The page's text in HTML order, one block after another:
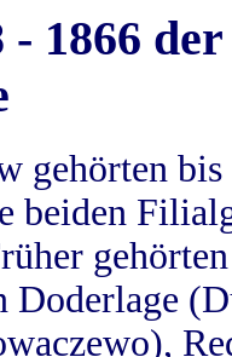
- 1866
gehörten
beiden
Doderlage